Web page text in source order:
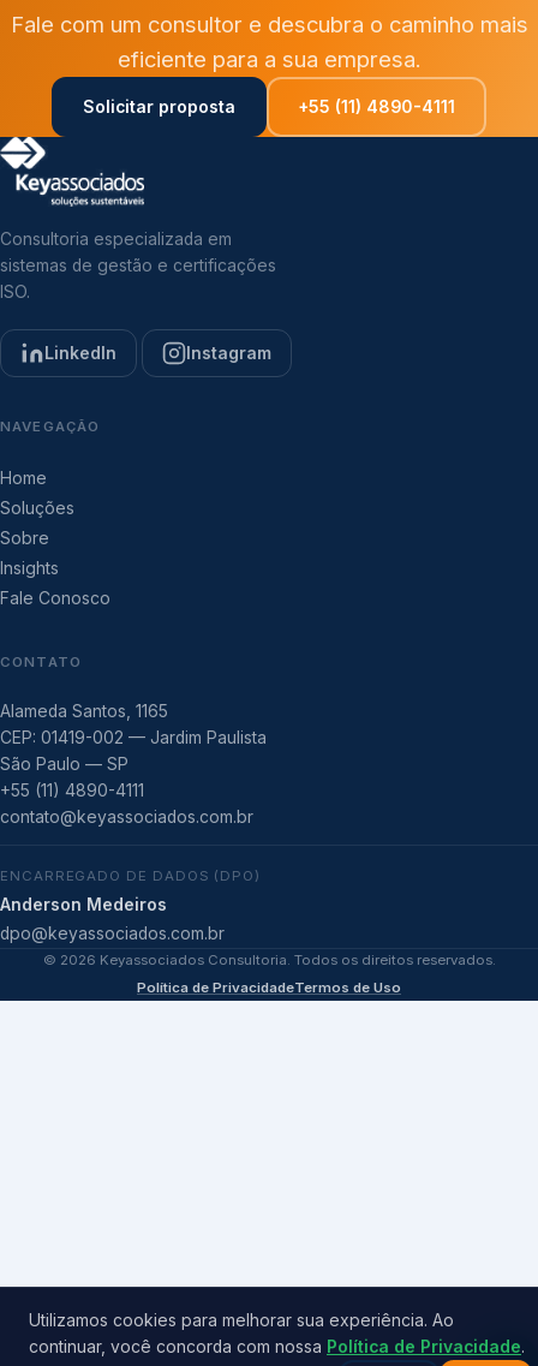
Fale com um consultor e descubra o caminho mais
eficiente para a sua empresa.
Solicitar proposta +55 (11) 4890-4111
Consultoria especializada em
sistemas de gestão e certificações
ISO.
LinkedIn Instagram
NAVEGAÇÃO
Home
Soluções
Sobre
Insights
Fale Conosco
CONTATO
Alameda Santos, 1165
CEP: 01419-002 — Jardim Paulista
São Paulo — SP
+55 (11) 4890-4111
contato@keyassociados.com.br
ENCARREGADO DE DADOS (DPO)
Anderson Medeiros
dpo@keyassociados.com.br
© 2026 Keyassociados Consultoria. Todos os direitos reservados.
Política de PrivacidadeTermos de Uso
Utilizamos cookies para melhorar sua experiência. Ao
continuar, você concorda com nossa Política de Privacidade.